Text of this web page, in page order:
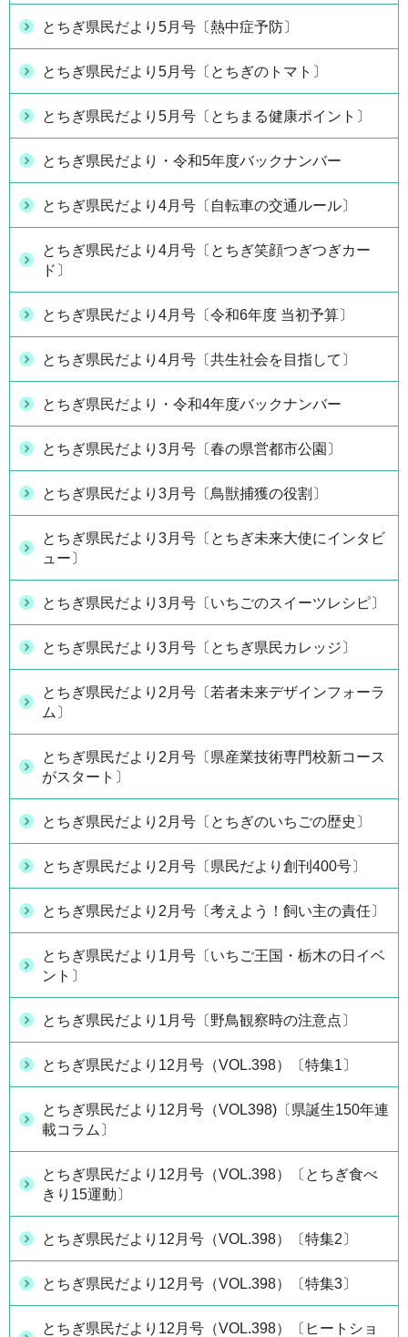
とちぎ県民だより5月号〔熱中症予防〕
とちぎ県民だより5月号〔とちぎのトマト〕
とちぎ県民だより5月号〔とちまる健康ポイント〕
とちぎ県民だより・令和5年度バックナンバー
とちぎ県民だより4月号〔自転車の交通ルール〕
とちぎ県民だより4月号〔とちぎ笑顔つぎつぎカー
ド〕
とちぎ県民だより4月号〔令和6年度 当初予算〕
とちぎ県民だより4月号〔共生社会を目指して〕
とちぎ県民だより・令和4年度バックナンバー
とちぎ県民だより3月号〔春の県営都市公園〕
とちぎ県民だより3月号〔鳥獣捕獲の役割〕
とちぎ県民だより3月号〔とちぎ未来大使にインタビ
ュー〕
とちぎ県民だより3月号〔いちごのスイーツレシピ〕
とちぎ県民だより3月号〔とちぎ県民カレッジ〕
とちぎ県民だより2月号〔若者未来デザインフォーラ
ム〕
とちぎ県民だより2月号〔県産業技術専門校新コース
がスタート〕
とちぎ県民だより2月号〔とちぎのいちごの歴史〕
とちぎ県民だより2月号〔県民だより創刊400号〕
とちぎ県民だより2月号〔考えよう！飼い主の責任〕
とちぎ県民だより1月号〔いちご王国・栃木の日イベ
ント〕
とちぎ県民だより1月号〔野鳥観察時の注意点〕
とちぎ県民だより12月号（VOL.398）〔特集1〕
とちぎ県民だより12月号（VOL398)〔県誕生150年連
載コラム〕
とちぎ県民だより12月号（VOL.398）〔とちぎ食べ
きり15運動〕
とちぎ県民だより12月号（VOL.398）〔特集2〕
とちぎ県民だより12月号（VOL.398）〔特集3〕
とちぎ県民だより12月号（VOL.398）〔ヒートショ